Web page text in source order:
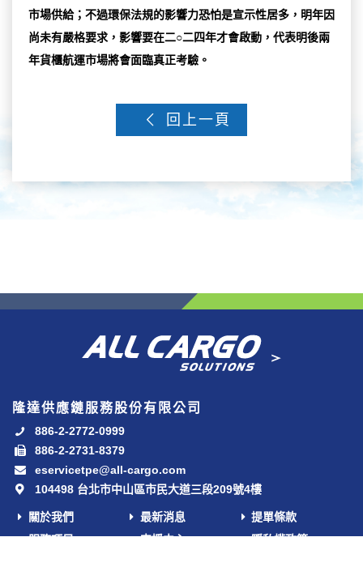
市場供給；不過環保法規的影響力恐怕是宣示性居多，明年因
尚未有嚴格要求，影響要在二○二四年才會啟動，代表明後兩
年貨櫃航運市場將會面臨真正考驗。
回上一頁
隆達供應鏈服務股份有限公司
886-2-2772-0999
886-2-2731-8379
eservicetpe@all-cargo.com
104498 台北市中山區市民大道三段209號4樓
關於我們
服務項目
最新消息
支援中心
提單條款
隱私權政策